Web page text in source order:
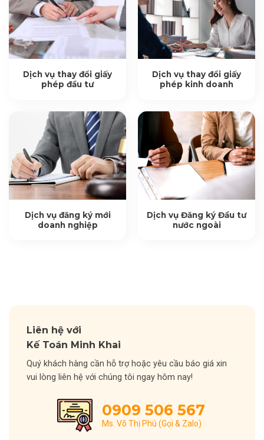
Dịch vụ thay đổi giấy
phép đầu tư
Dịch vụ thay đổi giấy
phép kinh doanh
Dịch vụ đăng ký mới
doanh nghiệp
Dịch vụ Đăng ký Đầu tư
nước ngoài
Liên hệ với
Kế Toán Minh Khai
Quý khách hàng cần hỗ trợ hoặc yêu cầu báo giá xin
vui lòng liên hệ với chúng tôi ngay hôm nay!
0909 506 567
Ms. Võ Thị Phú (Gọi & Zalo)